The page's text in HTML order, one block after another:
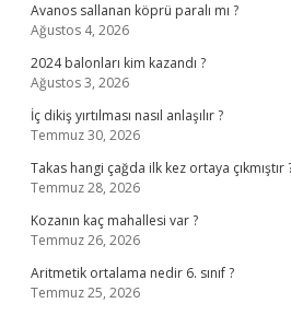
Avanos sallanan köprü paralı mı ?
Ağustos 4, 2026
2024 balonları kim kazandı ?
Ağustos 3, 2026
İç dikiş yırtılması nasıl anlaşılır ?
Temmuz 30, 2026
Takas hangi çağda ilk kez ortaya çıkmıştır
Temmuz 28, 2026
Kozanın kaç mahallesi var ?
Temmuz 26, 2026
Aritmetik ortalama nedir 6. sınıf ?
Temmuz 25, 2026